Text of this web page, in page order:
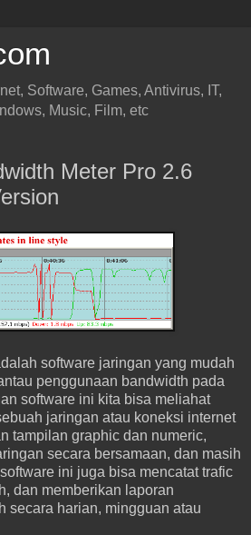
Software, Games, Antivirus, IT,
Music, Film, etc
Meter Pro 2.6
software jaringan yang mudah
penggunaan bandwidth pada
software ini kita bisa meliahat
jaringan atau koneksi internet
tampilan graphic dan numeric,
secara bersamaan, dan masih
ini juga bisa mencatat trafic
dan memberikan laporan
secara harian, mingguan atau